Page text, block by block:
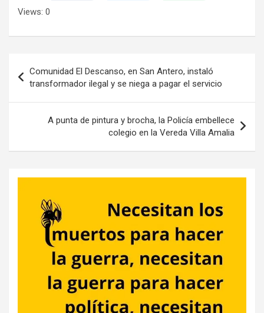
Views: 0
de
entradas
Comunidad El Descanso, en San Antero, instaló
transformador ilegal y se niega a pagar el servicio
A punta de pintura y brocha, la Policía embellece
colegio en la Vereda Villa Amalia